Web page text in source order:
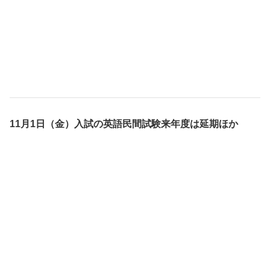
11月1日（金）入試の英語民間試験来年度は延期ほか